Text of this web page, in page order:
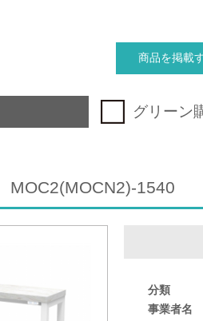
商品を掲載
グリーン
1540
分類
事業者名